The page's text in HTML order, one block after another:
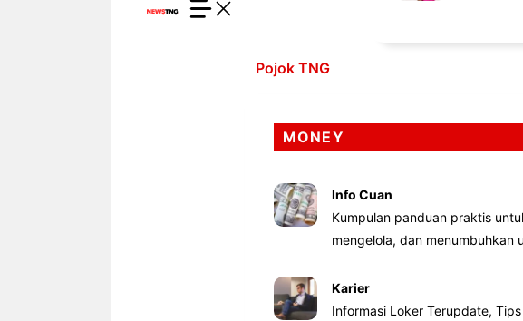
Pojok TNG
MONEY
Info Cuan
Kumpulan panduan praktis
mengelola, dan menumbuhkan
Karier
Informasi Loker Terupdate,